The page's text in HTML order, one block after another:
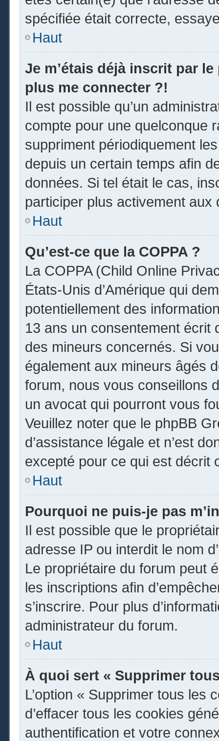
spécifiée était correcte,
Haut
Je m’étais déjà inscrit par
plus me connecter ?!
Il est possible qu’un
compte pour une quelconque
suppriment périodiquement
depuis un certain temps afin
données. Si tel était le cas,
participer plus activement
Haut
Qu’est-ce que la COPPA ?
La COPPA (Child Online
États-Unis d’Amérique qui
potentiellement des
13 ans un consentement écrit
des mineurs concernés. Si
également aux mineurs âgés
forum, nous vous conseillons
un avocat qui pourront vous
Veuillez noter que le phpBB
d’assistance légale et n’est
excepté pour ce qui est décrit
Haut
Pourquoi ne puis-je pas
Il est possible que le
adresse IP ou interdit le nom
Le propriétaire du forum peut
les inscriptions afin
s’inscrire. Pour plus
administrateur du forum.
Haut
À quoi sert « Supprimer
L’option « Supprimer tous les
d’effacer tous les cookies
authentification et votre